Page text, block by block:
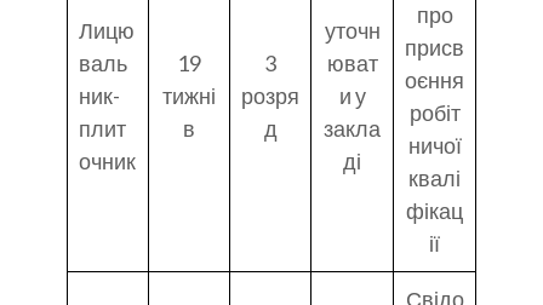
Лицю
валь
ник-
плит
очник
19
тижні
в
3
розря
д
уточн
юват
и у
закла
ді
про
присв
оєння
робіт
ничої
квалі
фікац
ії
Свідо